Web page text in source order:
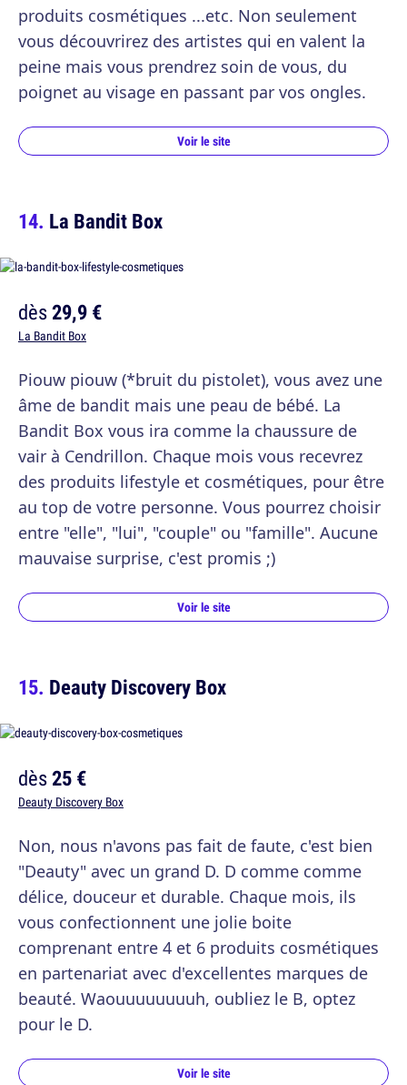
produits cosmétiques ...etc. Non seulement
vous découvrirez des artistes qui en valent la
peine mais vous prendrez soin de vous, du
poignet au visage en passant par vos ongles.
Voir le site
La Bandit Box
dès29,9 €
La Bandit Box
Piouw piouw (*bruit du pistolet), vous avez une
âme de bandit mais une peau de bébé. La
Bandit Box vous ira comme la chaussure de
vair à Cendrillon. Chaque mois vous recevrez
des produits lifestyle et cosmétiques, pour être
au top de votre personne. Vous pourrez choisir
entre "elle", "lui", "couple" ou "famille". Aucune
mauvaise surprise, c'est promis ;)
Voir le site
Deauty Discovery Box
dès25 €
Deauty Discovery Box
Non, nous n'avons pas fait de faute, c'est bien
"Deauty" avec un grand D. D comme comme
délice, douceur et durable. Chaque mois, ils
vous confectionnent une jolie boite
comprenant entre 4 et 6 produits cosmétiques
en partenariat avec d'excellentes marques de
beauté. Waouuuuuuuuh, oubliez le B, optez
pour le D.
Voir le site